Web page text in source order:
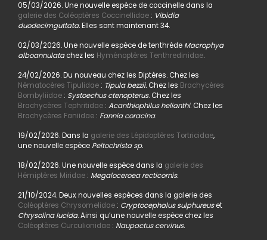
05/03/2026. Une nouvelle espèce de coccinelle dans la
galerie des Coléoptères Coccinellidae: Vibidia
duodecimguttata.Elles sont maintenant 34.
02/03/2026. Une nouvelle espèce de tenthrède Macrophya
alboannulatachez les Hyménoptères Tenthredinidae.
24/02/2026. Du nouveau chez les Diptères. Chez les
Nématocères Tipulidae: Tipula bezzii. Chez les Brachycères
Bombyliidae: Systoechus ctenopterus. Chez les
Brachycères Tephritidae: Acanthiophilus helianthi. Chez les
Brachycères Faniidae: Fannia coracina.
19/02/2026. Dans la galerie des Lépidoptères Tortricidae,
une nouvelle espèce Peltochrista sp.
18/02/2026. Une nouvelle espèce dans la galerie des
Hémiptères Miridae: Megaloceroea recticornis.
21/10/2024. Deux nouvelles espèces dans la galerie des
Coléoptères Chrysomelidae: Cryptocephalus sulphureuset
Chrysolina lucida. Ainsi qu’une nouvelle espèce chez les
Coléoptères Curculionidae : Naupactus cervinus.